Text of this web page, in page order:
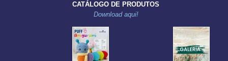
CATÁLOGO DE PRODUTOS
Download aqui!